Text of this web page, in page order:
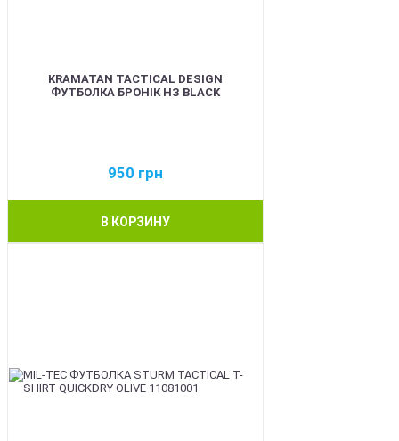
KRAMATAN TACTICAL DESIGN
ФУТБОЛКА БРОНІК НЗ BLACK
950 грн
В КОРЗИНУ